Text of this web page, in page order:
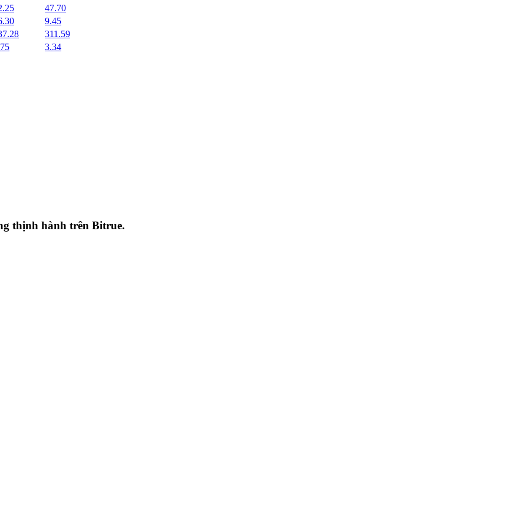
47.70
9.45
311.59
3.34
thịnh hành trên Bitrue.